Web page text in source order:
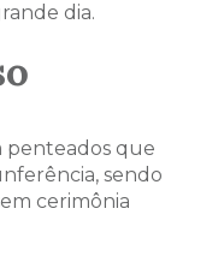
dia.
penteados que
sendo
cerimônia